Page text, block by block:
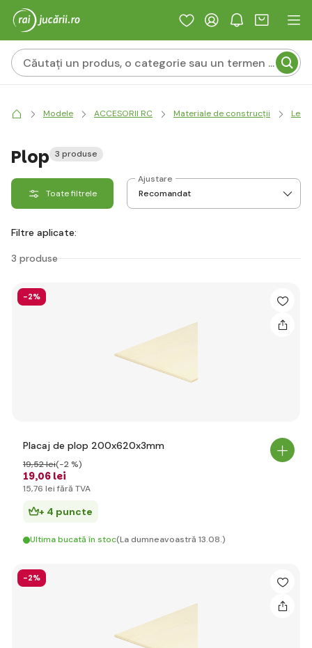
Modele ACCESORII RC Materiale de construcții Lemn
Plop 3 produse
Toate filtrele
Ajustare
Filtre aplicate:
3 produse
-2%
Placaj de plop 200x620x3mm
19,06 lei
19,52 lei(-2 %)
15,76 lei fără TVA
+ 4 puncte
Ultima bucată în stoc(La dumneavoastră 13.08.)
-2%